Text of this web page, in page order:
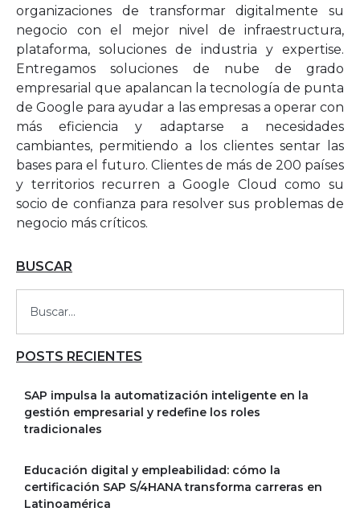
organizaciones de transformar digitalmente su
negocio con el mejor nivel de infraestructura,
plataforma, soluciones de industria y expertise.
Entregamos soluciones de nube de grado
empresarial que apalancan la tecnología de punta
de Google para ayudar a las empresas a operar con
más eficiencia y adaptarse a necesidades
cambiantes, permitiendo a los clientes sentar las
bases para el futuro. Clientes de más de 200 países
y territorios recurren a Google Cloud como su
socio de confianza para resolver sus problemas de
negocio más críticos.
BUSCAR
POSTS RECIENTES
SAP impulsa la automatización inteligente en la
gestión empresarial y redefine los roles
tradicionales
Educación digital y empleabilidad: cómo la
certificación SAP S/4HANA transforma carreras en
Latinoamérica